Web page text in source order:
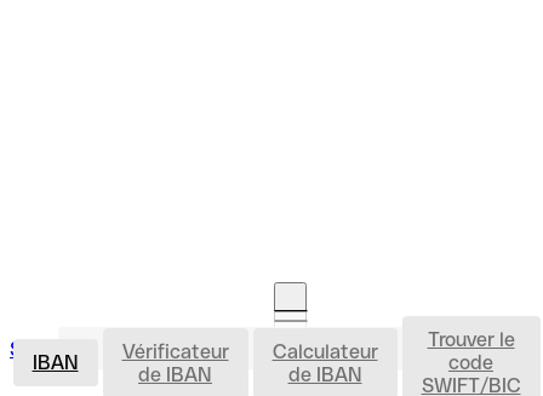
Se connecterOuvrir un compte IBAN
IBAN
Vérificateur
de IBAN
Calculateur
de IBAN
Trouver le
code
SWIFT/BIC